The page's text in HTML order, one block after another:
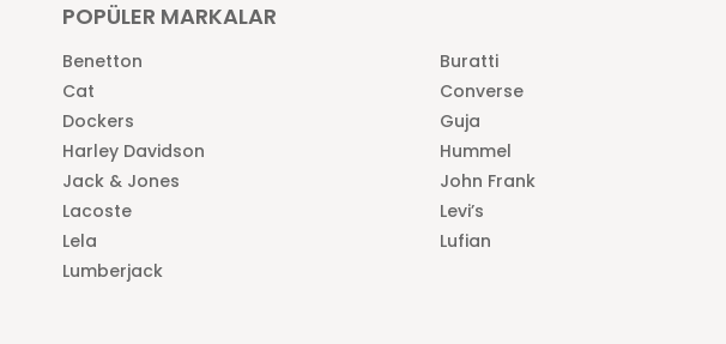
POPÜLER MARKALAR
Benetton
Buratti
Cat
Converse
Dockers
Guja
Harley Davidson
Hummel
Jack & Jones
John Frank
Lacoste
Levi’s
Lela
Lufian
Lumberjack